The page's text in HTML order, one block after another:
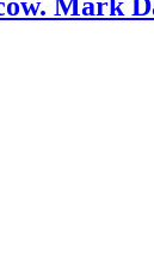
Mark